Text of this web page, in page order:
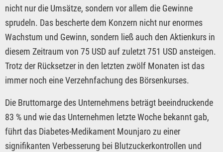
nicht nur die Umsätze, sondern vor allem die Gewinne
sprudeln. Das bescherte dem Konzern nicht nur enormes
Wachstum und Gewinn, sondern ließ auch den Aktienkurs in
diesem Zeitraum von 75 USD auf zuletzt 751 USD ansteigen.
Trotz der Rücksetzer in den letzten zwölf Monaten ist das
immer noch eine Verzehnfachung des Börsenkurses.
Die Bruttomarge des Unternehmens beträgt beeindruckende
83 % und wie das Unternehmen letzte Woche bekannt gab,
führt das Diabetes-Medikament Mounjaro zu einer
signifikanten Verbesserung bei Blutzuckerkontrollen und